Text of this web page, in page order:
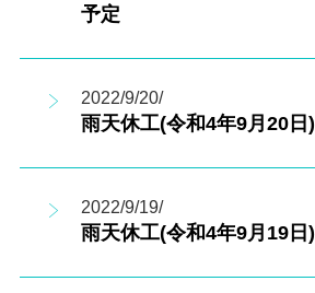
予定
2022/9/20/
雨天休工(令和4年9月20日)
2022/9/19/
雨天休工(令和4年9月19日)